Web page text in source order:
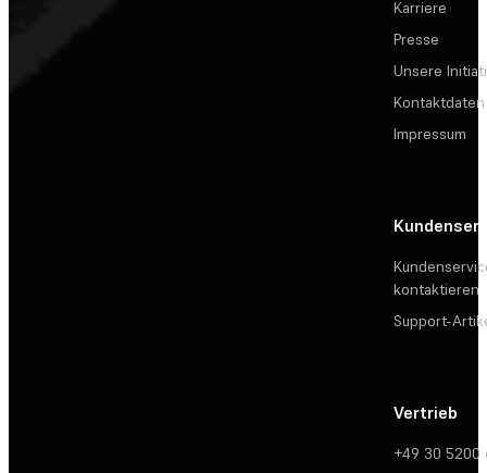
Karriere
Presse
Unsere
Kontaktdaten
Impressum
kontaktieren
Support-
Vertrieb
+49 30 5200